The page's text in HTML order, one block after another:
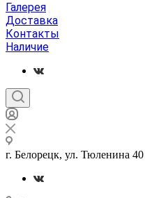
Галерея
Доставка
Контакты
Наличие
г. Белорецк, ул. Тюленина 40